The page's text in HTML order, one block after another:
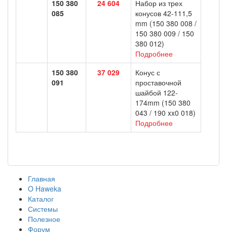
150 380
085
24 604
Набор из трех
конусов 42-111,5
mm (150 380 008 /
150 380 009 / 150
380 012)
Подробнее
150 380
091
37 029
Конус с
проставочной
шайбой 122-
174mm (150 380
043 / 190 xx0 018)
Подробнее
Главная
O Haweka
Каталог
Системы
Полезное
Форум